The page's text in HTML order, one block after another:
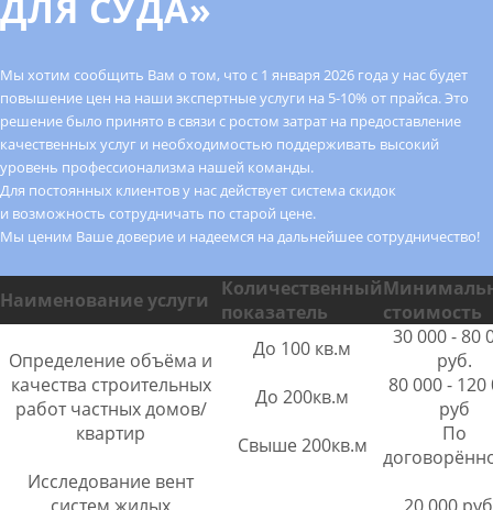
Мы хотим сообщить Вам о том, что с 1 января 2026 года у нас будет
повышение цен на наши экспертные услуги на 5-10% от прайса. Это
решение было принято в связи с ростом затрат на предоставление
качественных услуг и необходимостью поддерживать высокий
уровень профессионализма нашей команды.
Для постоянных клиентов у нас действует система скидок
и возможность сотрудничать по старой цене.
Мы ценим Ваше доверие и надеемся на дальнейшее сотрудничество!
Наименование услуги
Количественный
показатель
стоимость
Определение объёма и
качества строительных
работ частных домов/
квартир
До 100 кв.м
30 000 - 80
руб.
До 200кв.м
80 000 - 120
руб
Свыше 200кв.м
По
Исследование вент
систем жилых
20 000